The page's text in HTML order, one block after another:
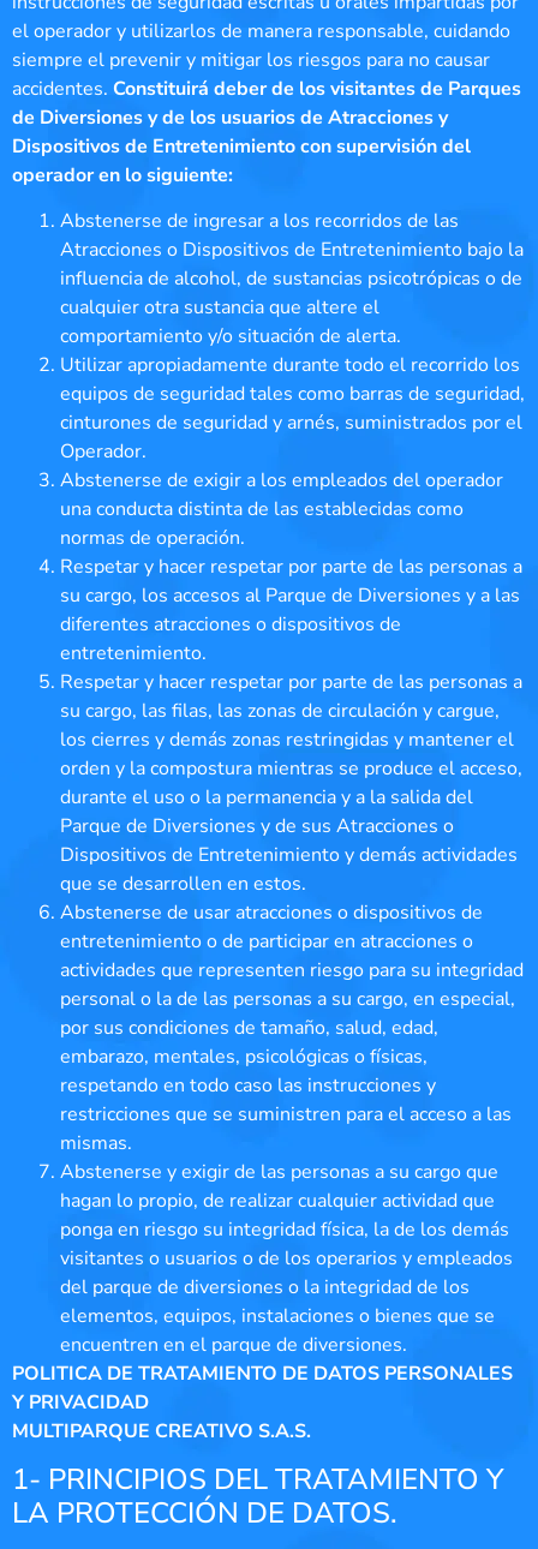
el operador y utilizarlos de manera responsable, cuidando
siempre el prevenir y mitigar los riesgos para no causar
accidentes. Constituirá deber de los visitantes de Parques
de Diversiones y de los usuarios de Atracciones y
Dispositivos de Entretenimiento con supervisión del
operador en lo siguiente:
Abstenerse de ingresar a los recorridos de las
Atracciones o Dispositivos de Entretenimiento bajo la
influencia de alcohol, de sustancias psicotrópicas o de
cualquier otra sustancia que altere el
comportamiento y/o situación de alerta.
Utilizar apropiadamente durante todo el recorrido los
equipos de seguridad tales como barras de seguridad,
cinturones de seguridad y arnés, suministrados por el
Operador.
Abstenerse de exigir a los empleados del operador
una conducta distinta de las establecidas como
normas de operación.
Respetar y hacer respetar por parte de las personas a
su cargo, los accesos al Parque de Diversiones y a las
diferentes atracciones o dispositivos de
entretenimiento.
Respetar y hacer respetar por parte de las personas a
su cargo, las filas, las zonas de circulación y cargue,
los cierres y demás zonas restringidas y mantener el
orden y la compostura mientras se produce el acceso,
durante el uso o la permanencia y a la salida del
Parque de Diversiones y de sus Atracciones o
Dispositivos de Entretenimiento y demás actividades
que se desarrollen en estos.
Abstenerse de usar atracciones o dispositivos de
entretenimiento o de participar en atracciones o
actividades que representen riesgo para su integridad
personal o la de las personas a su cargo, en especial,
por sus condiciones de tamaño, salud, edad,
embarazo, mentales, psicológicas o físicas,
respetando en todo caso las instrucciones y
restricciones que se suministren para el acceso a las
mismas.
Abstenerse y exigir de las personas a su cargo que
hagan lo propio, de realizar cualquier actividad que
ponga en riesgo su integridad física, la de los demás
visitantes o usuarios o de los operarios y empleados
del parque de diversiones o la integridad de los
elementos, equipos, instalaciones o bienes que se
encuentren en el parque de diversiones.
POLITICA DE TRATAMIENTO DE DATOS PERSONALES
Y PRIVACIDAD
MULTIPARQUE CREATIVO S.A.S.
1- PRINCIPIOS DEL TRATAMIENTO Y
LA PROTECCIÓN DE DATOS.